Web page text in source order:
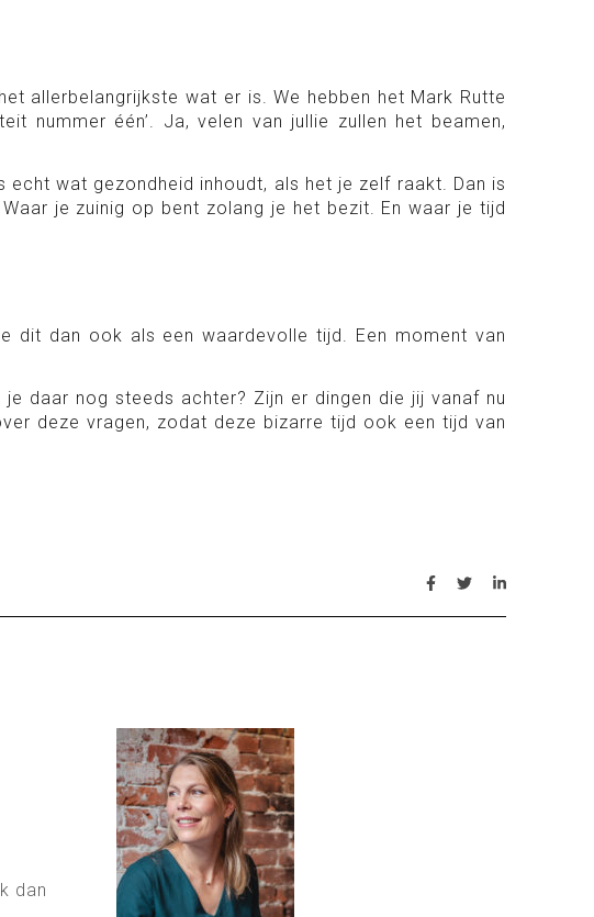
allerbelangrijkste wat er is. We hebben het Mark Rutte
nummer één’. Ja, velen van jullie zullen het beamen,
wat gezondheid inhoudt, als het je zelf raakt. Dan is
je zuinig op bent zolang je het bezit. En waar je tijd
dit dan ook als een waardevolle tijd. Een moment van
daar nog steeds achter? Zijn er dingen die jij vanaf nu
deze vragen, zodat deze bizarre tijd ook een tijd van
dan